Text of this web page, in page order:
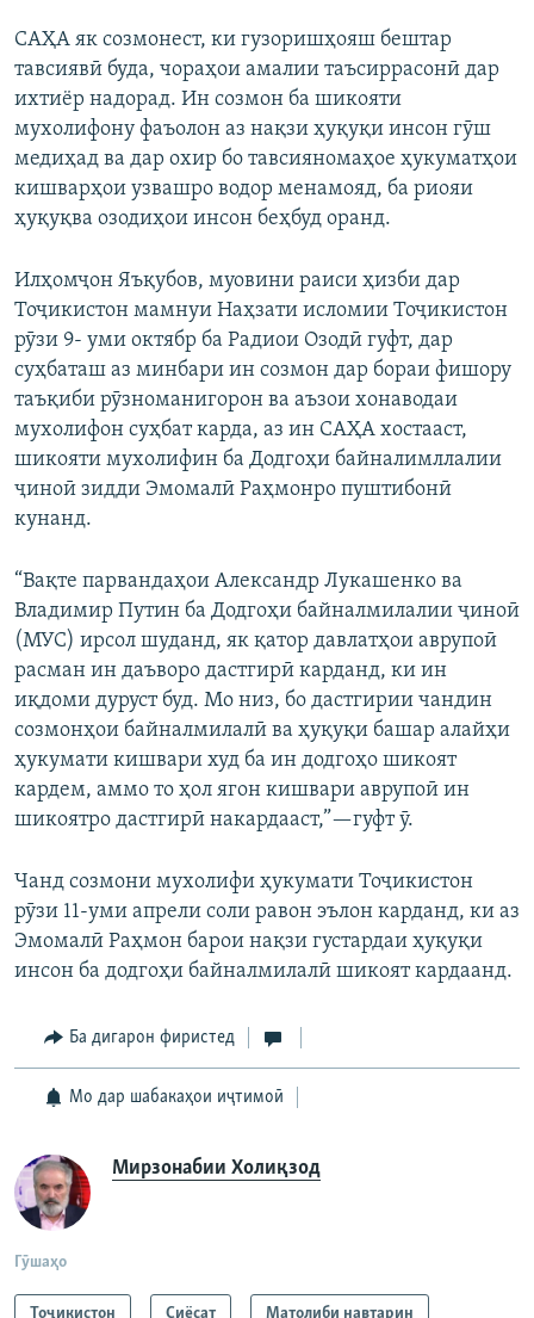
САҲА як созмонест, ки гузоришҳояш бештар
тавсиявӣ буда, чораҳои амалии таъсиррасонӣ дар
ихтиёр надорад. Ин созмон ба шикояти
мухолифону фаъолон аз нақзи ҳуқуқи инсон гӯш
медиҳад ва дар охир бо тавсияномаҳое ҳукуматҳои
кишварҳои узвашро водор менамояд, ба риояи
ҳуқуқва озодиҳои инсон беҳбуд оранд.
Илҳомҷон Яъқубов, муовини раиси ҳизби дар
Тоҷикистон мамнуи Наҳзати исломии Тоҷикистон
рӯзи 9- уми октябр ба Радиои Озодӣ гуфт, дар
суҳбаташ аз минбари ин созмон дар бораи фишору
таъқиби рӯзноманигорон ва аъзои хонаводаи
мухолифон суҳбат карда, аз ин САҲА хостааст,
шикояти мухолифин ба Додгоҳи байналимллалии
ҷиноӣ зидди Эмомалӣ Раҳмонро пуштибонӣ
кунанд.
“Вақте парвандаҳои Александр Лукашенко ва
Владимир Путин ба Додгоҳи байналмилалии ҷиноӣ
(МУС) ирсол шуданд, як қатор давлатҳои аврупоӣ
расман ин даъворо дастгирӣ карданд, ки ин
иқдоми дуруст буд. Мо низ, бо дастгирии чандин
созмонҳои байналмилалӣ ва ҳуқуқи башар алайҳи
ҳукумати кишвари худ ба ин додгоҳо шикоят
кардем, аммо то ҳол ягон кишвари аврупоӣ ин
шикоятро дастгирӣ накардааст,”—гуфт ӯ.
Чанд созмони мухолифи ҳукумати Тоҷикистон
рӯзи 11-уми апрели соли равон эълон карданд, ки аз
Эмомалӣ Раҳмон барои нақзи густардаи ҳуқуқи
инсон ба додгоҳи байналмилалӣ шикоят кардаанд.
Ба дигарон фиристед
Мо дар шабакаҳои иҷтимоӣ
Мирзонабии Холиқзод
Гӯшаҳо
Тоҷикистон Сиёсат Матолиби навтарин